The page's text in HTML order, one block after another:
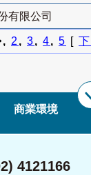
有限公司
2, 3, 4, 5 [
商業環境
4121166